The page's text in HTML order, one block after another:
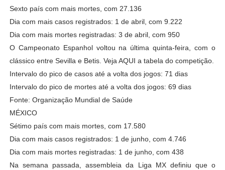
Sexto país com mais mortes, com 27.136
Dia com mais casos registrados: 1 de abril, com 9.222
Dia com mais mortes registradas: 3 de abril, com 950
O Campeonato Espanhol voltou na última quinta-feira, com o
clássico entre Sevilla e Betis. Veja AQUI a tabela do competição.
Intervalo do pico de casos até a volta dos jogos: 71 dias
Intervalo do pico de mortes até a volta dos jogos: 69 dias
Fonte: Organização Mundial de Saúde
MÉXICO
Sétimo país com mais mortes, com 17.580
Dia com mais casos registrados: 1 de junho, com 4.746
Dia com mais mortes registradas: 1 de junho, com 438
Na semana passada, assembleia da Liga MX definiu que o